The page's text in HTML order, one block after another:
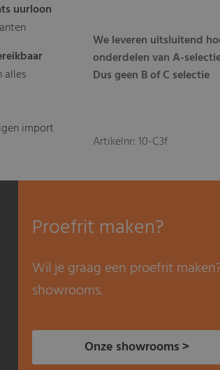
uurloon
alles
import
We leveren uitsluitend
onderdelen van A-
Dus geen B of C selectie
Artikelnr: 10-C3f
Proefrit maken?
Wil je graag een proefrit
showrooms.
Onze showrooms >